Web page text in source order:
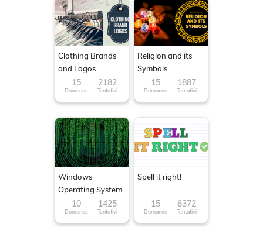
Clothing Brands
and Logos
15
Domande
2182
Tentativi
Religion and its
Symbols
15
Domande
1887
Tentativi
Windows
Operating System
10
Domande
1425
Tentativi
Spell it right!
15
Domande
6372
Tentativi